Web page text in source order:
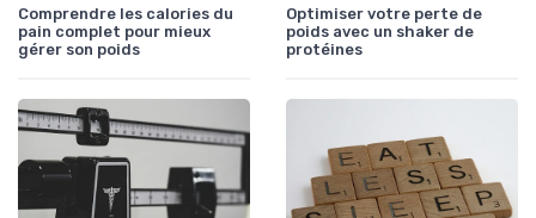
Comprendre les calories du
pain complet pour mieux
gérer son poids
Optimiser votre perte de
poids avec un shaker de
protéines